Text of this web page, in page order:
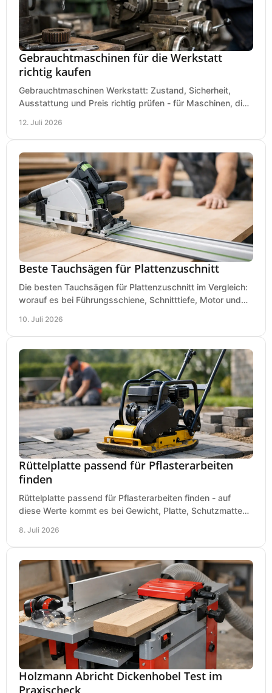
Gebrauchtmaschinen für die Werkstatt
richtig kaufen
Gebrauchtmaschinen Werkstatt: Zustand, Sicherheit,
Ausstattung und Preis richtig prüfen - für Maschinen, die
12. Juli 2026
Beste Tauchsägen für Plattenzuschnitt
Die besten Tauchsägen für Plattenzuschnitt im Vergleich:
worauf es bei Führungsschiene, Schnitttiefe, Motor und
10. Juli 2026
Rüttelplatte passend für Pflasterarbeiten
finden
Rüttelplatte passend für Pflasterarbeiten finden - auf
diese Werte kommt es bei Gewicht, Platte, Schutzmatte
8. Juli 2026
Holzmann Abricht Dickenhobel Test im
Praxischeck